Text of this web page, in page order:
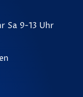
Sa 9-13 Uhr